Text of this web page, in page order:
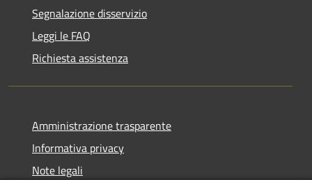
Segnalazione disservizio
Leggi le FAQ
Richiesta assistenza
Amministrazione trasparente
Informativa privacy
Note legali